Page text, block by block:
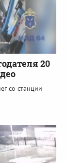
20
со станции